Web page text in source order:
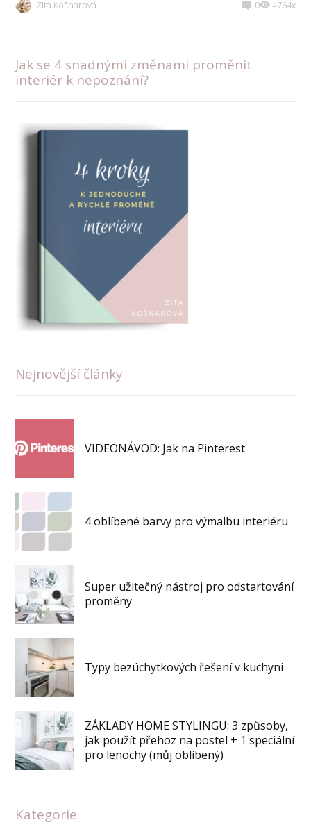
Zita Košnarová 0 4764x
Jak se 4 snadnými změnami proměnit
interiér k nepoznání?
Nejnovější články
VIDEONÁVOD: Jak na Pinterest
4 oblíbené barvy pro výmalbu interiéru
Super užitečný nástroj pro odstartování
proměny
Typy bezúchytkových řešení v kuchyni
ZÁKLADY HOME STYLINGU: 3 způsoby,
jak použít přehoz na postel + 1 speciální
pro lenochy (můj oblíbený)
Kategorie